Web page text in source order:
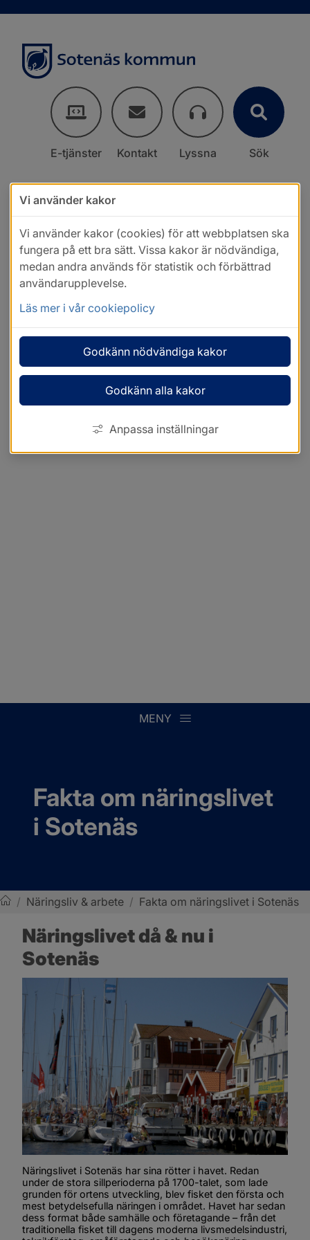
E-tjänster Kontakt Lyssna Sök
MENY
Fakta om näringslivet
i Sotenäs
/ Näringsliv & arbete / Fakta om näringslivet i Sotenäs
Näringslivet då & nu i
Sotenäs
Näringslivet i Sotenäs har sina rötter i havet. Redan
under de stora sillperioderna på 1700-talet, som lade
grunden för ortens utveckling, blev fisket den första och
mest betydelsefulla näringen i området. Havet har sedan
dess format både samhälle och företagande – från det
traditionella fisket till dagens moderna livsmedelsindustri,
Vi använder kakor
Vi använder kakor (cookies) för att webbplatsen ska
fungera på ett bra sätt. Vissa kakor är nödvändiga,
medan andra används för statistik och förbättrad
användarupplevelse.
Läs mer i vår cookiepolicy
Godkänn nödvändiga kakor
Godkänn alla kakor
Anpassa inställningar